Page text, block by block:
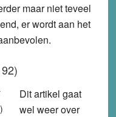
maar niet teveel
er wordt aan het
Dit artikel gaat
wel weer over